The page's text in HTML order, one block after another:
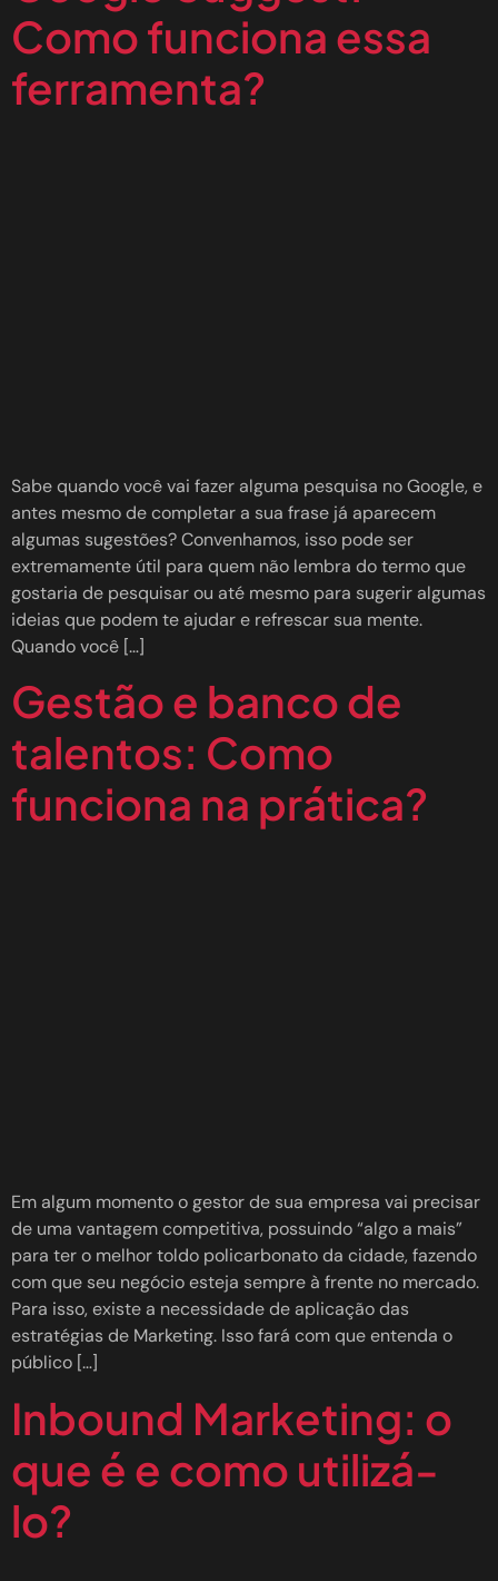
Como funciona essa
ferramenta?
Sabe quando você vai fazer alguma pesquisa no Google, e
antes mesmo de completar a sua frase já aparecem
algumas sugestões? Convenhamos, isso pode ser
extremamente útil para quem não lembra do termo que
gostaria de pesquisar ou até mesmo para sugerir algumas
ideias que podem te ajudar e refrescar sua mente.
Quando você […]
Gestão e banco de
talentos: Como
funciona na prática?
Em algum momento o gestor de sua empresa vai precisar
de uma vantagem competitiva, possuindo “algo a mais”
para ter o melhor toldo policarbonato da cidade, fazendo
com que seu negócio esteja sempre à frente no mercado.
Para isso, existe a necessidade de aplicação das
estratégias de Marketing. Isso fará com que entenda o
público […]
Inbound Marketing: o
que é e como utilizá-
lo?